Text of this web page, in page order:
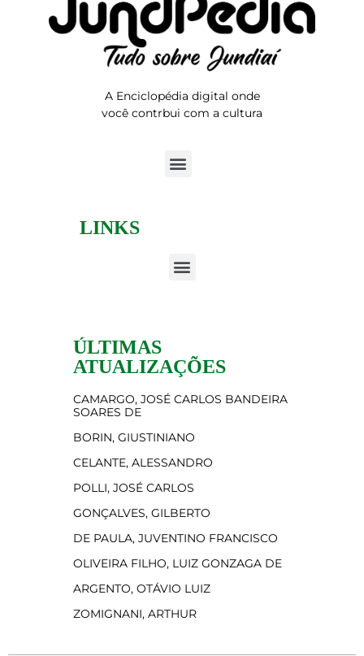
A Enciclopédia digital onde
você contrbui com a cultura
LINKS
ÚLTIMAS
ATUALIZAÇÕES
CAMARGO, JOSÉ CARLOS BANDEIRA
SOARES DE
BORIN, GIUSTINIANO
CELANTE, ALESSANDRO
POLLI, JOSÉ CARLOS
GONÇALVES, GILBERTO
DE PAULA, JUVENTINO FRANCISCO
OLIVEIRA FILHO, LUIZ GONZAGA DE
ARGENTO, OTÁVIO LUIZ
ZOMIGNANI, ARTHUR